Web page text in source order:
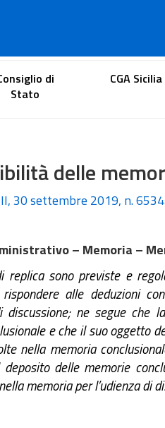
Portale
di
Stato
CGA Sicilia
delle
II, 30 settembre 2019, n.
– Memoria –
replica sono previste e
alle deduzioni
discussione; ne segue
e che il suo oggetto
nella memoria
delle memorie
memoria per l’udienza di